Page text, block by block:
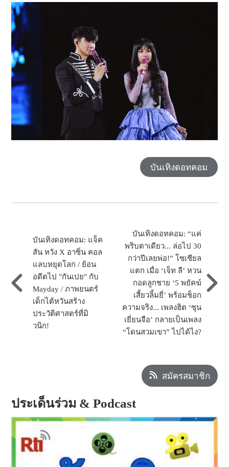
บันเทิงดอทคอม
บันเทิงดอทคอม: แจ็ค
สัน หวัง X อาซิ่น คอล
แลบหยุดโลก / ย้อน
อดีตไป "กันเปย" กับ
Mayday / ภาพยนตร์
เด็กไต้หวันสร้าง
ประวัติศาสตร์ที่มิ
วนิก!
บันเทิงดอทคอม: “แค่
พริบตาเดียว... ล่อไป 30
กว่าปีเลยพ่อ!” โซเชียล
แตก เมื่อ ‘เจ็ท ลี’ หวน
กอดลูกชาย ‘5 พยัคฆ์
เสี้ยวลิ้มยี่’ พร้อมช็อก
ความจริง... เพลงฮิต ‘ซุน
เยี่ยนจือ’ กลายเป็นเพลง
“โดนสวมเขา” ไปได้ไง?
สมัครสมาชิก
ประเด็นร่วม & Podcast